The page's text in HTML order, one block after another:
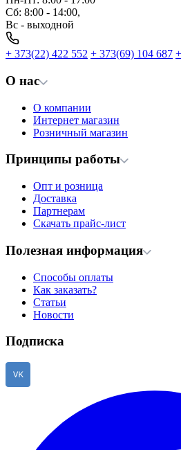
Сб: 8:00 - 14:00,
Вс - выходной
+ 373(22) 422 552 + 373(69) 104 687
О нас
О компании
Интернет магазин
Розничный магазин
Принципы работы
Опт и розница
Доставка
Партнерам
Скачать прайс-лист
Полезная информация
Способы оплаты
Как заказать?
Статьи
Новости
Подписка